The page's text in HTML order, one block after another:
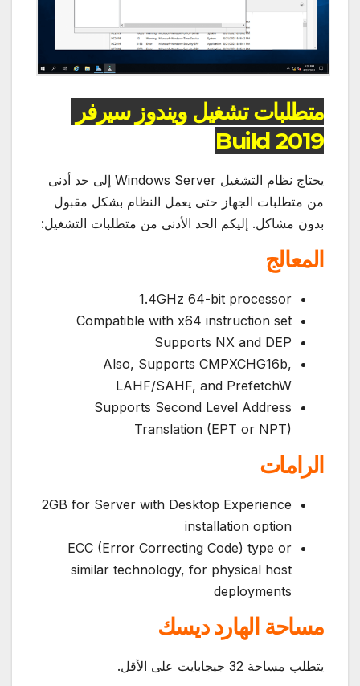
متطلبات تشغيل ويندوز سيرفر
Build 2019
يحتاج نظام التشغيل Windows Server إلى حد أدنى
من متطلبات الجهاز حتى يعمل النظام بشكل مقبول
بدون مشاكل. إليكم الحد الأدنى من متطلبات التشغيل:
المعالج
1.4GHz 64-bit processor
Compatible with x64 instruction set
Supports NX and DEP
Also, Supports CMPXCHG16b,
LAHF/SAHF, and PrefetchW
Supports Second Level Address
Translation (EPT or NPT)
الرامات
2GB for Server with Desktop Experience
installation option
ECC (Error Correcting Code) type or
similar technology, for physical host
deployments
مساحة الهارد ديسك
يتطلب مساحة 32 جيجابايت على الأقل.